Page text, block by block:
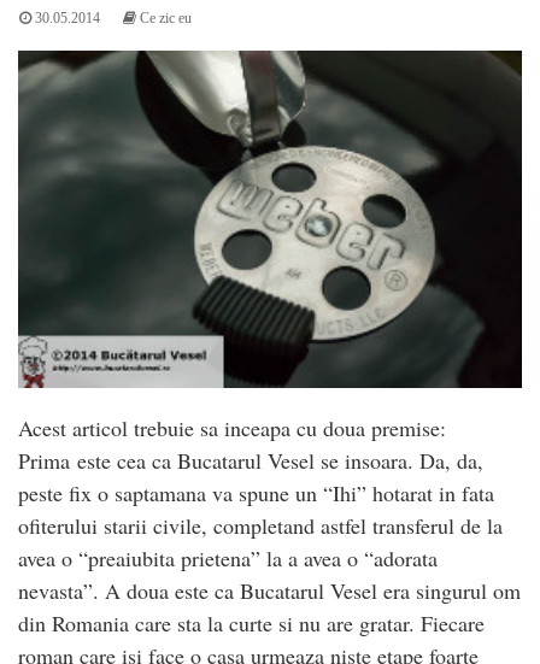
30.05.2014 Ce zic eu
Acest articol trebuie sa inceapa cu doua premise:
Prima este cea ca Bucatarul Vesel se insoara. Da, da,
peste fix o saptamana va spune un “Ihi” hotarat in fata
ofiterului starii civile, completand astfel transferul de la
avea o “preaiubita prietena” la a avea o “adorata
nevasta”. A doua este ca Bucatarul Vesel era singurul om
din Romania care sta la curte si nu are gratar. Fiecare
roman care isi face o casa urmeaza niste etape foarte